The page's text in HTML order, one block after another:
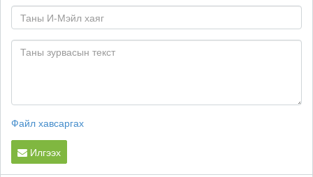
Файл хавсаргах
Илгээх